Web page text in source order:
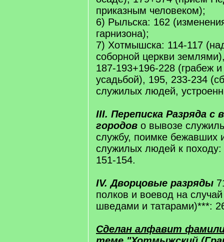
приказным человеком);
6) Рыльска: 162
гарнизона);
7) Хотмышска: 114-117
соборной церкви
187-193+196-228 (грабеж
усадьбой), 195, 233-234
служилых людей,
III. Переписка Разряда с
городов о вывозе
службу, поимке бежавших
служилых людей к
151-154.
IV. Дворцовые разряды
полков и воевод на
шведами и татарами)***:
Сделан алфавит